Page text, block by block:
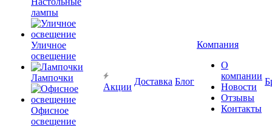
лампы
Уличное
освещение
Лампочки
Офисное
освещение
Акции
Доставка Блог
Компания
О
компании
Новости
Отзывы
Контакты